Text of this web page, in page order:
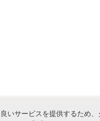
いサービスを提供するため